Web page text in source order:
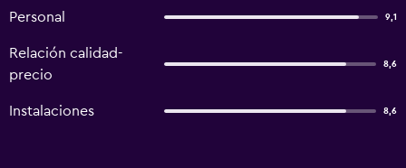
Personal 9,1
Relación calidad-
precio
8,6
Instalaciones 8,6